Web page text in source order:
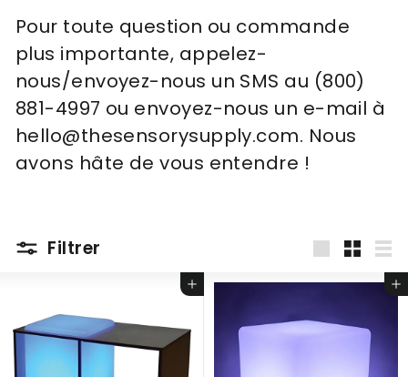
Pour toute question ou commande
plus importante, appelez-
nous/envoyez-nous un SMS au (800)
881-4997 ou envoyez-nous un e-mail à
hello@thesensorysupply.com. Nous
avons hâte de vous entendre !
Filtrer
Grande
Petit
Ajouter au panier Ajouter au panier